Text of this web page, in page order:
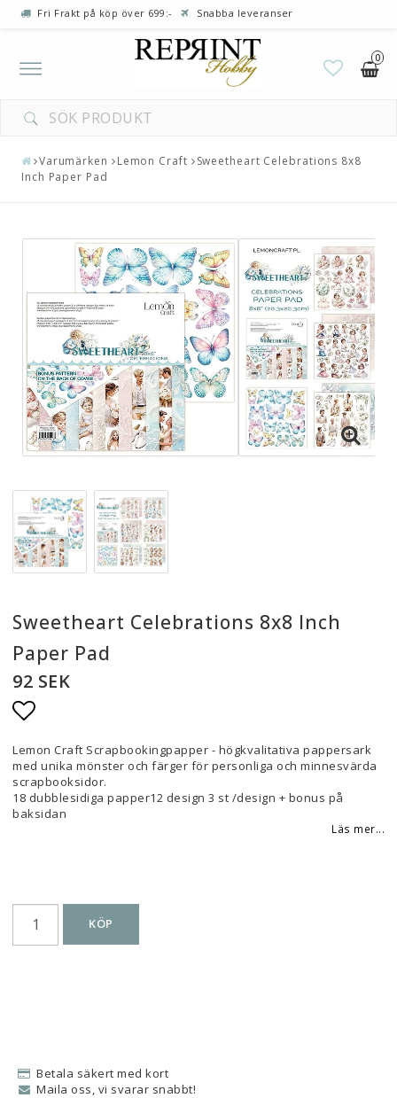
Fri Frakt på köp över 699:- Snabba leveranser
0
Toggle
navigation
Varumärken Lemon Craft
Sweetheart Celebrations 8x8
Inch Paper Pad
Sweetheart Celebrations 8x8 Inch
Paper Pad
92 SEK
Lägg till i favoritlistan
Lemon Craft Scrapbookingpapper - högkvalitativa pappersark
med unika mönster och färger för personliga och minnesvärda
scrapbooksidor.
18 dubblesidiga papper12 design 3 st /design + bonus på
baksidan
Läs mer...
KÖP
Betala säkert med kort
Maila oss, vi svarar snabbt!